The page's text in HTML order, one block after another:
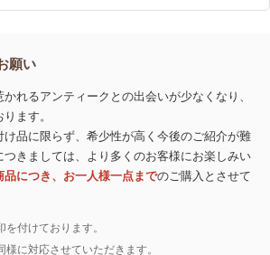
願い
れるアンティークとの出会いが少なくなり、
ます。
け品に限らず、希少性が高く今後のご紹介が難
つきましては、より多くのお客様にお楽しみい
品につき、お一人様一点までのご購入とさせて
付けております。
に対応させていただきます。